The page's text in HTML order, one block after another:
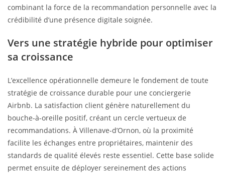
combinant la force de la recommandation personnelle avec la
crédibilité d’une présence digitale soignée.
Vers une stratégie hybride pour optimiser
sa croissance
L’excellence opérationnelle demeure le fondement de toute
stratégie de croissance durable pour une conciergerie
Airbnb. La satisfaction client génère naturellement du
bouche-à-oreille positif, créant un cercle vertueux de
recommandations. À Villenave-d’Ornon, où la proximité
facilite les échanges entre propriétaires, maintenir des
standards de qualité élevés reste essentiel. Cette base solide
permet ensuite de déployer sereinement des actions